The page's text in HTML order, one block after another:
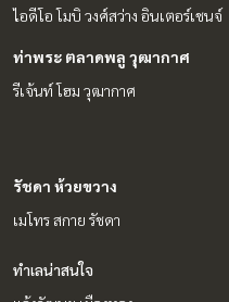
ไอดีโอ โมบิ วงศ์สว่าง อินเตอร์เชนจ์
ท่าพระ ตลาดพลู วุฒากาศ
รีเจ้นท์ โฮม วุฒากาศ
รัชดา ห้วยขวาง
เมโทร สกาย รัชดา
ทำเลน่าสนใจ